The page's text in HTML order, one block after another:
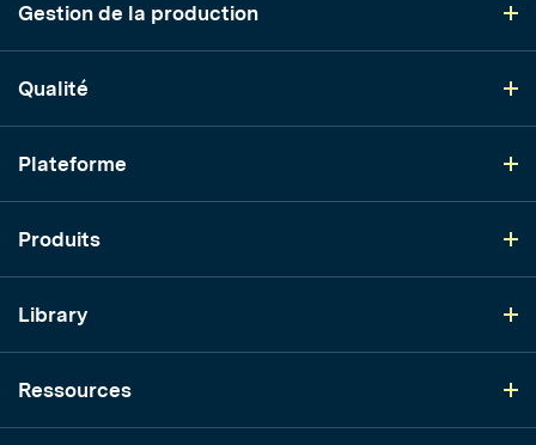
Gestion de la production
Qualité
Plateforme
Produits
Library
Ressources